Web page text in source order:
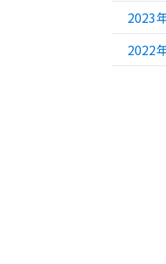
2023
2022